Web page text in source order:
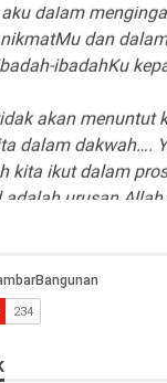
dan dalam
ibadahKu
dalam dakwah….
kita ikut dalam
urusan Allah
tidak…